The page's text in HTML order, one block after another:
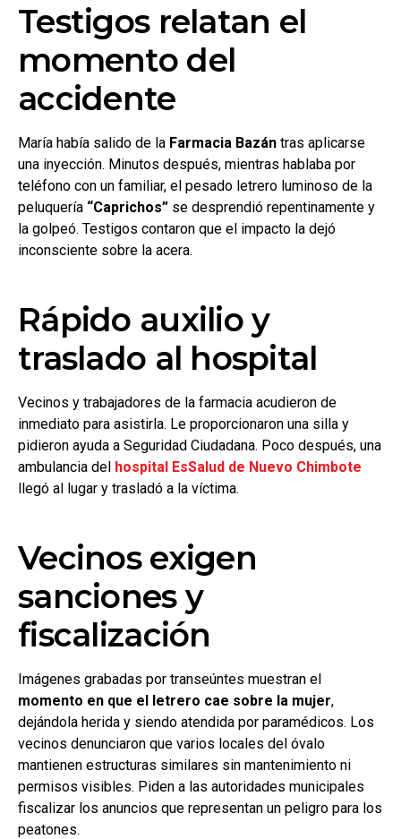
Testigos relatan el
momento del
accidente
María había salido de la Farmacia Bazán tras aplicarse
una inyección. Minutos después, mientras hablaba por
teléfono con un familiar, el pesado letrero luminoso de la
peluquería “Caprichos” se desprendió repentinamente y
la golpeó. Testigos contaron que el impacto la dejó
inconsciente sobre la acera.
Rápido auxilio y
traslado al hospital
Vecinos y trabajadores de la farmacia acudieron de
inmediato para asistirla. Le proporcionaron una silla y
pidieron ayuda a Seguridad Ciudadana. Poco después, una
ambulancia del hospital EsSalud de Nuevo Chimbote
llegó al lugar y trasladó a la víctima.
Vecinos exigen
sanciones y
fiscalización
Imágenes grabadas por transeúntes muestran el
momento en que el letrero cae sobre la mujer,
dejándola herida y siendo atendida por paramédicos. Los
vecinos denunciaron que varios locales del óvalo
mantienen estructuras similares sin mantenimiento ni
permisos visibles. Piden a las autoridades municipales
fiscalizar los anuncios que representan un peligro para los
peatones.